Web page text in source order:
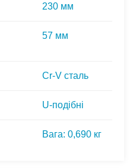
230 мм
57 мм
Cr-V сталь
U-подібні
Вага: 0,690 кг